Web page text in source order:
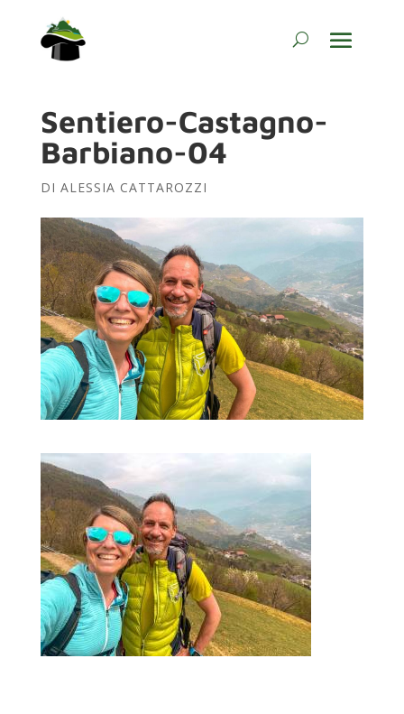
Sentiero-Castagno-
Barbiano-04
DI ALESSIA CATTAROZZI